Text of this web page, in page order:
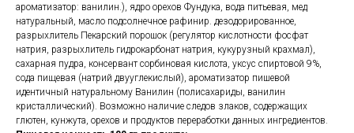
ароматизатор: ванилин.), ядро орехов Фундука, вода питьевая, мед
натуральный, масло подсолнечное рафинир. дезодорированное,
разрыхлитель Пекарский порошок (регулятор кислотности фосфат
натрия, разрыхлитель гидрокарбонат натрия, кукурузный крахмал),
сахарная пудра, консервант сорбиновая кислота, уксус спиртовой 9%,
сода пищевая (натрий двууглекислый), ароматизатор пишевой
идентичный натуральному Ванилин (полисахариды, ванилин
кристаллический). Возможно наличие следов злаков, содержащих
глютен, кунжута, орехов и продуктов переработки данных ингредиентов.